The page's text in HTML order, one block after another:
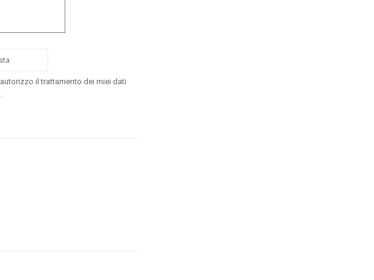
, autorizzo il trattamento dei miei dati